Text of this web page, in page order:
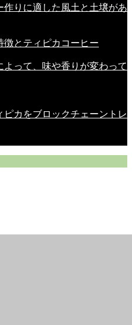
作りに適した風土と土壌があ
徴とティピカコーヒー
よって、味や香りが変わって
ピカをブロックチェーントレ